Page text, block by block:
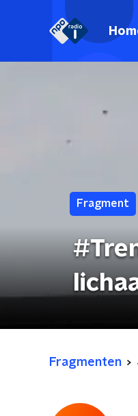
Fragment
Fragmenten